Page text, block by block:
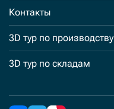
Контакты
3D тур по производству
3D тур по складам